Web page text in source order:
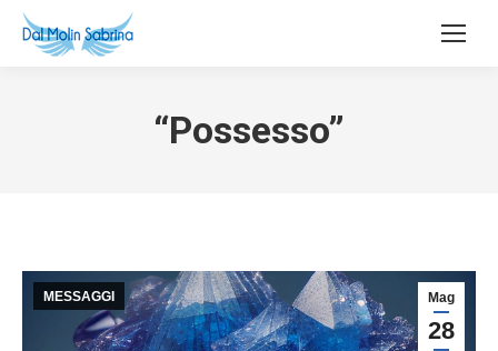
“Possesso”
Mag
28
MESSAGGI